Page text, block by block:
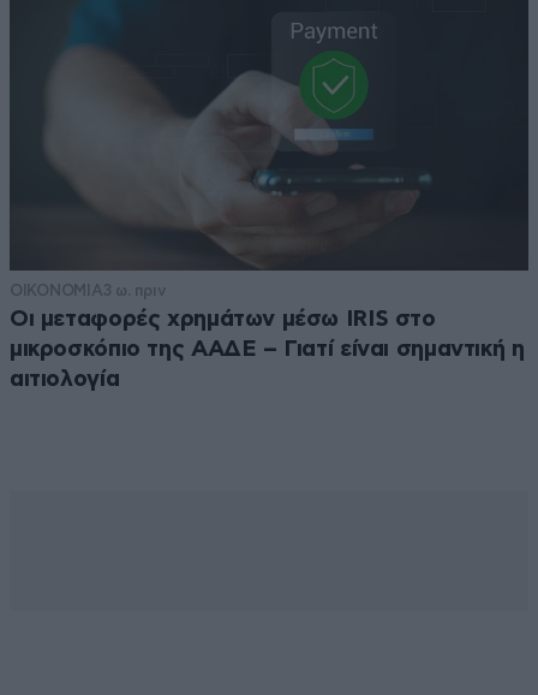
ΟΙΚΟΝΟΜΙΑ3 ω. πριν
Οι μεταφορές χρημάτων μέσω IRIS στο
μικροσκόπιο της ΑΑΔΕ – Γιατί είναι σημαντική η
αιτιολογία